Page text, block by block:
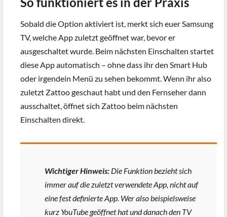
Sobald die Option aktiviert ist, merkt sich euer Samsung
TV, welche App zuletzt geöffnet war, bevor er
ausgeschaltet wurde. Beim nächsten Einschalten startet
diese App automatisch – ohne dass ihr den Smart Hub
oder irgendein Menü zu sehen bekommt. Wenn ihr also
zuletzt Zattoo geschaut habt und den Fernseher dann
ausschaltet, öffnet sich Zattoo beim nächsten
Einschalten direkt.
Wichtiger Hinweis: Die Funktion bezieht sich
immer auf die zuletzt verwendete App, nicht auf
eine fest definierte App. Wer also beispielsweise
kurz YouTube geöffnet hat und danach den TV